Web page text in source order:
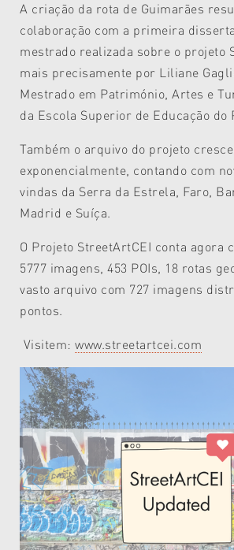
A criação da rota de Guimarães
colaboração com a primeira
mestrado realizada sobre o projeto
mais precisamente por Liliane
Mestrado em Património, Artes e
da Escola Superior de Educação do
Também o arquivo do projeto
exponencialmente, contando com
vindas da Serra da Estrela, Faro,
Madrid e Suíça.
O Projeto StreetArtCEI conta agora
5777 imagens, 453 POIs, 18 rotas
vasto arquivo com 727 imagens
pontos.
Visitem:www.streetartcei.com